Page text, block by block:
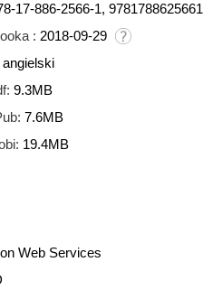
17-886-2566-1, 9781788625661
: 2018-09-29
angielski
9.3MB
7.6MB
19.4MB
Web Services